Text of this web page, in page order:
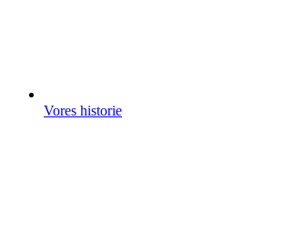
Vores historie